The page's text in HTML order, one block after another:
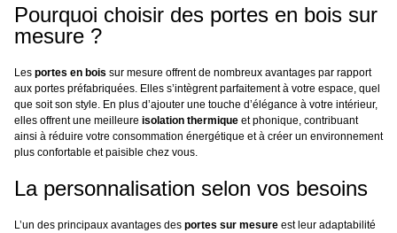
Pourquoi choisir des portes en bois sur
mesure ?
Les portes en bois sur mesure offrent de nombreux avantages par rapport
aux portes préfabriquées. Elles s’intègrent parfaitement à votre espace, quel
que soit son style. En plus d’ajouter une touche d’élégance à votre intérieur,
elles offrent une meilleure isolation thermique et phonique, contribuant
ainsi à réduire votre consommation énergétique et à créer un environnement
plus confortable et paisible chez vous.
La personnalisation selon vos besoins
L’un des principaux avantages des portes sur mesure est leur adaptabilité